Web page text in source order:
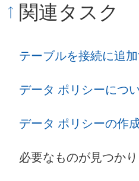
関連タスク
テーブルを接続に追
データ ポリシーにつ
データ ポリシーの作
必要なものが見つか